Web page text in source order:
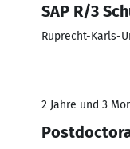
SAP R/3
Ruprecht-Karls-
2 Jahre und 3